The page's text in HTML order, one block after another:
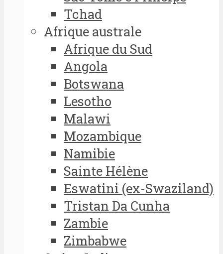
Tchad
Afrique australe
Afrique du Sud
Angola
Botswana
Lesotho
Malawi
Mozambique
Namibie
Sainte Hélène
Eswatini (ex-Swaziland)
Tristan Da Cunha
Zambie
Zimbabwe